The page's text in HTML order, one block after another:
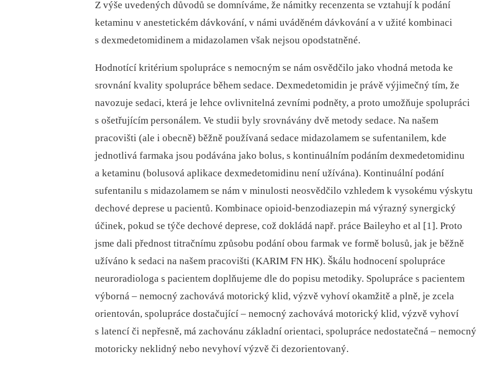
Z výše uvedených důvodů se domníváme, že námitky recenzenta se vztahují k podání
ketaminu v anestetickém dávkování, v námi uváděném dávkování a v užité kombinaci
s dexmedetomidinem a midazolamen však nejsou opodstatněné.
Hodnotící kritérium spolupráce s nemocným se nám osvědčilo jako vhodná metoda ke
srovnání kvality spolupráce během sedace. Dexmedetomidin je právě výjimečný tím, že
navozuje sedaci, která je lehce ovlivnitelná zevními podněty, a proto umožňuje spolupráci
s ošetřujícím personálem. Ve studii byly srovnávány dvě metody sedace. Na našem
pracovišti (ale i obecně) běžně používaná sedace midazolamem se sufentanilem, kde
jednotlivá farmaka jsou podávána jako bolus, s kontinuálním podáním dexmedetomidinu
a ketaminu (bolusová aplikace dexmedetomidinu není užívána). Kontinuální podání
sufentanilu s midazolamem se nám v minulosti neosvědčilo vzhledem k vysokému výskytu
dechové deprese u pacientů. Kombinace opioid-benzodiazepin má výrazný synergický
účinek, pokud se týče dechové deprese, což dokládá např. práce Baileyho et al [1]. Proto
jsme dali přednost titračnímu způsobu podání obou farmak ve formě bolusů, jak je běžně
užíváno k sedaci na našem pracovišti (KARIM FN HK). Škálu hodnocení spolupráce
neuroradiologa s pacientem doplňujeme dle do popisu metodiky. Spolupráce s pacientem
výborná –⁠ nemocný zachovává motorický klid, výzvě vyhoví okamžitě a plně, je zcela
orientován, spolupráce dostačující –⁠ nemocný zachovává motorický klid, výzvě vyhoví
s latencí či nepřesně, má zachovánu základní orientaci, spolupráce nedostatečná –⁠ nemocný
motoricky neklidný nebo nevyhoví výzvě či dezorientovaný.